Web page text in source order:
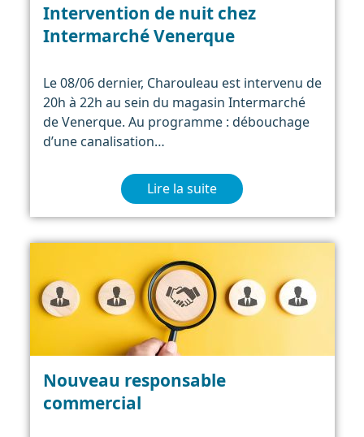
Intervention de nuit chez
Intermarché Venerque
Le 08/06 dernier, Charouleau est intervenu de
20h à 22h au sein du magasin Intermarché
de Venerque. Au programme : débouchage
d’une canalisation…
Lire la suite
Nouveau responsable
commercial